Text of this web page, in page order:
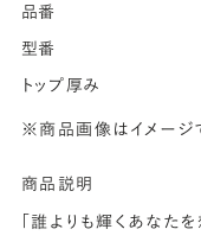
品番
型番
トップ厚み
※商品画像はイメージ
商品説明
「誰よりも輝くあなた